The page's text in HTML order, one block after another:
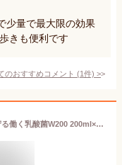
少量で最大限の効果
きも便利です
のおすすめコメント (1件) >
カルピス由来の乳酸菌科学 アサヒ飲料 守る働く乳酸菌W200 200ml×24本 [機能性表示食品] [健康な人の免疫機能の維持に役立つ] [ホコリ・ハウスダストなどによる鼻の不快感を軽減する][常温保存可能]